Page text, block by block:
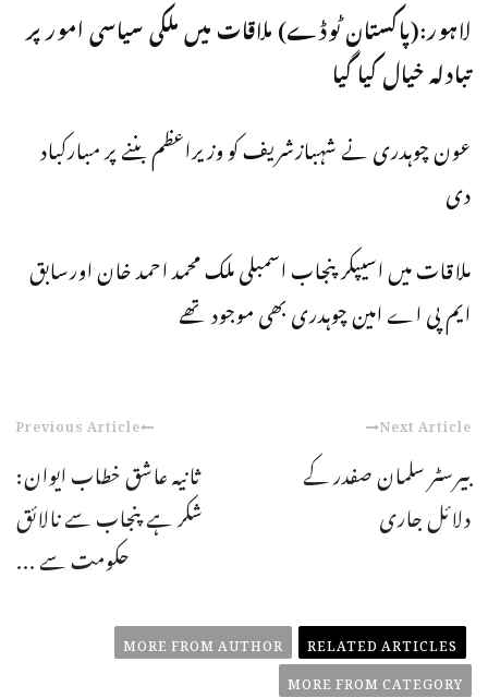
لاہور:(پاکستان ٹوڈے) ملاقات میں ملكی سیاسی امور پر
تبادلہ خیال كیا گیا
عون چوہدری نے شہبازشریف كو وزیراعظم بننے پر مباركباد
دی
ملاقات میں اسیپكر پنجاب اسمبلی ملك محمد احمد خان اورسابق
ایم پی اے امین چوہدری بھی موجود تھے
Previous Article
ثانیہ عاشق خطاب ایوان:
شکر ہے پنجاب سے نالائق
حکومت سے ...
Next Article
بیرسٹر سلمان صفدر کے
دلائل جاری
RELATED ARTICLES
MORE FROM AUTHOR
MORE FROM CATEGORY